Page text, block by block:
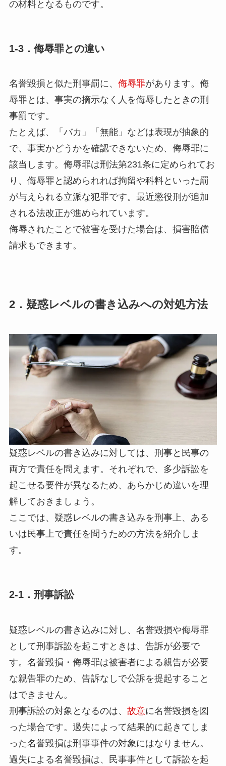
の材料となるものです。
1-3．侮辱罪との違い
名誉毀損と似た刑事罰に、 侮辱罪があります。侮
辱罪とは、 事実の摘示なく人を侮辱したときの刑
事罰です。
たとえば、「バカ」「無能」などは表現が抽象的
で、事実かどうかを確認できないため、侮辱罪に
該当します。侮辱罪は刑法第231条に定められてお
り、侮辱罪と認められれば拘留や科料といった罰
が与えられる立派な犯罪です。最近懲役刑が追加
される法改正が進められています。
侮辱されたことで被害を受けた場合は、損害賠償
請求もできます。
2．疑惑レベルの書き込みへの対処方法
疑惑レベルの書き込みに対しては、 刑事と 民事の
両方で責任を問えます。それぞれで、多少訴訟を
起こせる要件が異なるため、あらかじめ違いを理
解しておきましょう。
ここでは、疑惑レベルの書き込みを刑事上、ある
いは民事上で責任を問うための方法を紹介しま
す。
2-1．刑事訴訟
疑惑レベルの書き込みに対し、名誉毀損や侮辱罪
として刑事訴訟を起こすときは、告訴が必要で
す。名誉毀損・侮辱罪は被害者による親告が必要
な親告罪のため、告訴なしで公訴を提起すること
はできません。
刑事訴訟の対象となるのは、 故意に名誉毀損を図
った場合です。過失によって結果的に起きてしま
った名誉毀損は刑事事件の対象にはなりません。
過失による名誉毀損は、民事事件として訴訟を起